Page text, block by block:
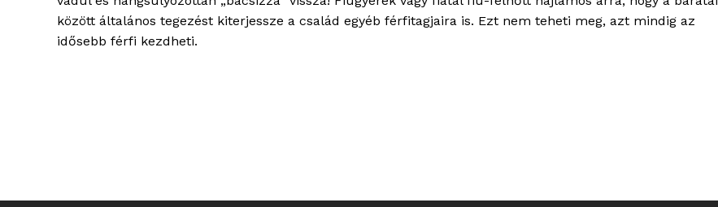
között általános tegezést kiterjessze a család egyéb férfitagjaira is. Ezt nem teheti meg, azt mindig az
idősebb férfi kezdheti.